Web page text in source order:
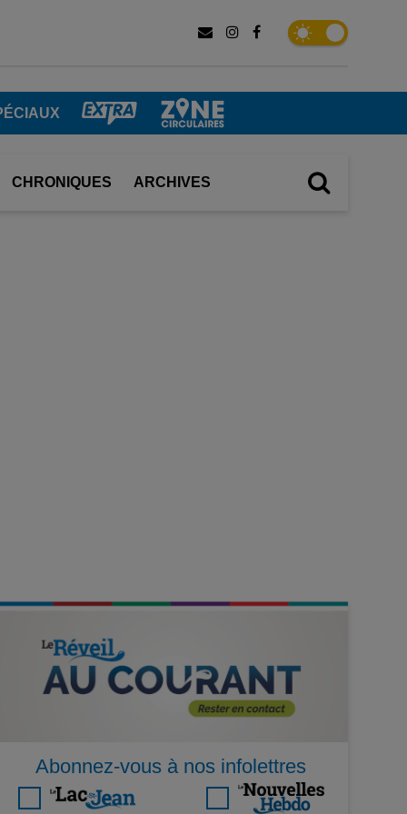
CHRONIQUES ARCHIVES
Abonnez-vous à nos infolettres